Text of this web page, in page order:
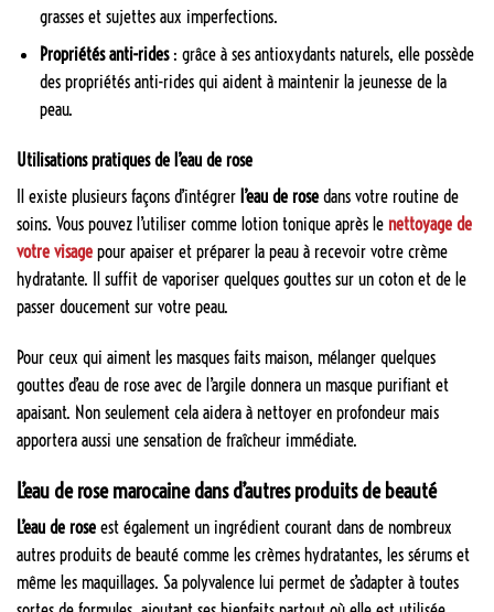
grasses et sujettes aux imperfections.
Propriétés anti-rides: grâce à ses antioxydants naturels, elle possède
des propriétés anti-rides qui aident à maintenir la jeunesse de la
peau.
Utilisations pratiques de l’eau de rose
Il existe plusieurs façons d’intégrer l’eau de rose dans votre routine de
soins. Vous pouvez l’utiliser comme lotion tonique après le nettoyage de
votre visage pour apaiser et préparer la peau à recevoir votre crème
hydratante. Il suffit de vaporiser quelques gouttes sur un coton et de le
passer doucement sur votre peau.
Pour ceux qui aiment les masques faits maison, mélanger quelques
gouttes d’eau de rose avec de l’argile donnera un masque purifiant et
apaisant. Non seulement cela aidera à nettoyer en profondeur mais
apportera aussi une sensation de fraîcheur immédiate.
L’eau de rose marocaine dans d’autres produits de beauté
L’eau de rose est également un ingrédient courant dans de nombreux
autres produits de beauté comme les crèmes hydratantes, les sérums et
même les maquillages. Sa polyvalence lui permet de s’adapter à toutes